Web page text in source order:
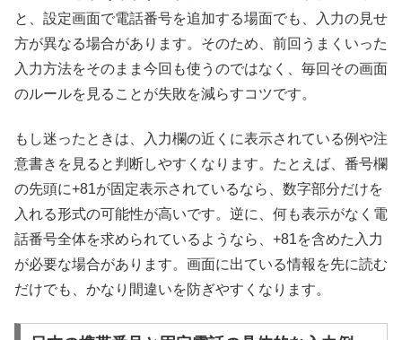
と、設定画面で電話番号を追加する場面でも、入力の見せ
方が異なる場合があります。そのため、前回うまくいった
入力方法をそのまま今回も使うのではなく、毎回その画面
のルールを見ることが失敗を減らすコツです。
もし迷ったときは、入力欄の近くに表示されている例や注
意書きを見ると判断しやすくなります。たとえば、番号欄
の先頭に+81が固定表示されているなら、数字部分だけを
入れる形式の可能性が高いです。逆に、何も表示がなく電
話番号全体を求められているようなら、+81を含めた入力
が必要な場合があります。画面に出ている情報を先に読む
だけでも、かなり間違いを防ぎやすくなります。